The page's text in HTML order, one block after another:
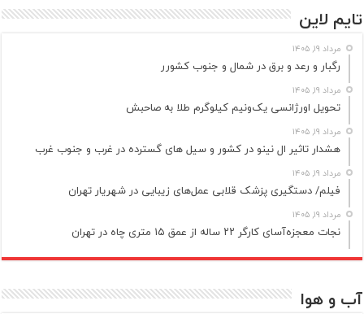
تایم لاین
مرداد ۱۹, ۱۴۰۵
رگبار و رعد و برق در شمال و جنوب کشورر
مرداد ۱۹, ۱۴۰۵
تحویل اورژانسی یک‌ونیم کیلوگرم طلا به صاحبش
مرداد ۱۹, ۱۴۰۵
هشدار تاثیر ال نینو در کشور و سیل های گسترده در غرب و جنوب غرب
مرداد ۱۹, ۱۴۰۵
فیلم/ دستگیری پزشک قلابی عمل‌های زیبایی در شهریار تهران
مرداد ۱۹, ۱۴۰۵
نجات معجزه‌آسای کارگر ۲۲ ساله از عمق ۱۵ متری چاه در تهران
آب و هوا